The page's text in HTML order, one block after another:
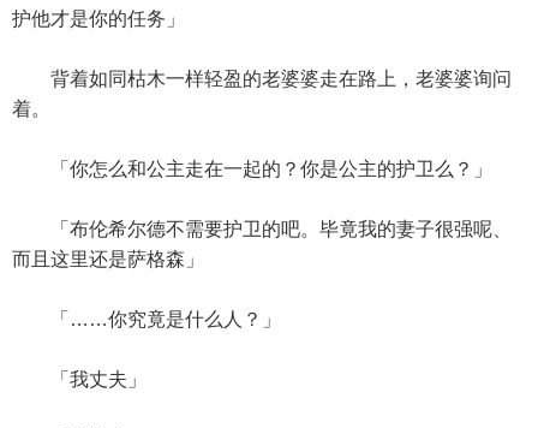
护他才是你的任务」
背着如同枯木一样轻盈的老婆婆走在路上，老婆婆询问
着。
「你怎么和公主走在一起的？你是公主的护卫么？」
「布伦希尔德不需要护卫的吧。毕竟我的妻子很强呢、
而且这里还是萨格森」
「……你究竟是什么人？」
「我丈夫」